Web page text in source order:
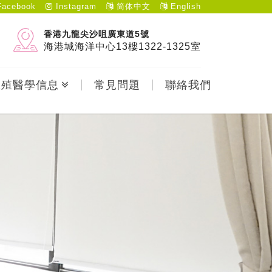
Instagram 简体中文 English
香港九龍尖沙咀廣東道5號
海港城海洋中心13樓1322-1325室
醫學信息 常見問題 聯絡我們